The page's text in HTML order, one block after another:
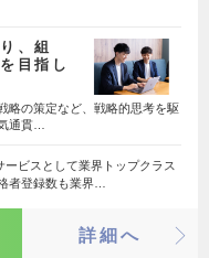
、組
目指し
略の策定など、戦略的思考を駆
通貫…
ビスとして業界トップクラス
者登録数も業界…
詳細へ